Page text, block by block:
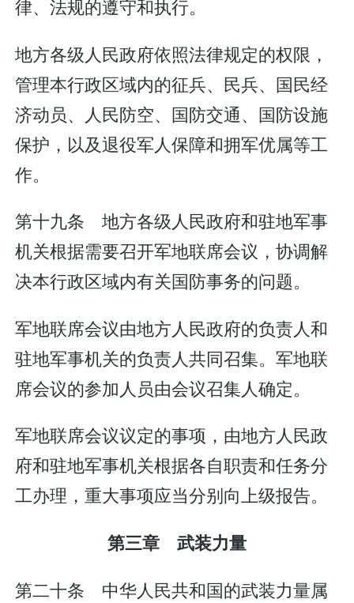
律、法规的遵守和执行。
地方各级人民政府依照法律规定的权限，
管理本行政区域内的征兵、民兵、国民经
济动员、人民防空、国防交通、国防设施
保护，以及退役军人保障和拥军优属等工
作。
第十九条 地方各级人民政府和驻地军事
机关根据需要召开军地联席会议，协调解
决本行政区域内有关国防事务的问题。
军地联席会议由地方人民政府的负责人和
驻地军事机关的负责人共同召集。军地联
席会议的参加人员由会议召集人确定。
军地联席会议议定的事项，由地方人民政
府和驻地军事机关根据各自职责和任务分
工办理，重大事项应当分别向上级报告。
第三章 武装力量
第二十条 中华人民共和国的武装力量属